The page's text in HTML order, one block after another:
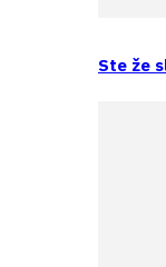
Ste že